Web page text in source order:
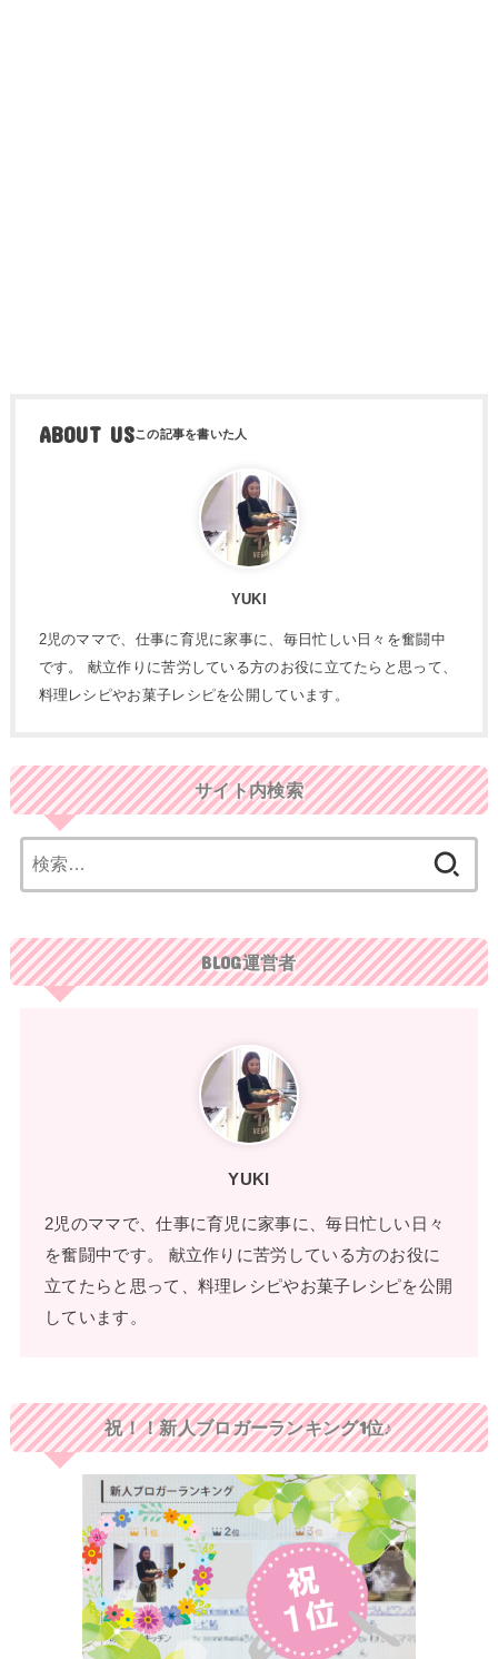
ABOUT US
YUKI
2児のママで、仕事に育児に家事に、毎日忙しい日々を奮闘中
です。 献立作りに苦労している方のお役に立てたらと思って、
料理レシピやお菓子レシピを公開しています。
サイト内検索
索:
BLOG運営者
YUKI
2児のママで、仕事に育児に家事に、毎日忙しい日々
を奮闘中です。 献立作りに苦労している方のお役に
立てたらと思って、料理レシピやお菓子レシピを公開
しています。
祝！！新人ブロガーランキング1位♪